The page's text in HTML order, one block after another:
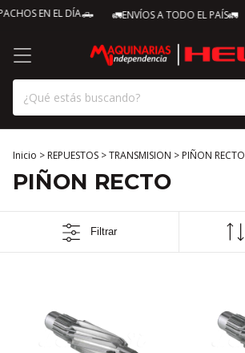
EN EL DÍA🛻 🚛ENVÍOS A TODO EL PAÍS🚛
Inicio > REPUESTOS >TRANSMISION > PIÑON RECTO
PIÑON RECTO
Filtrar